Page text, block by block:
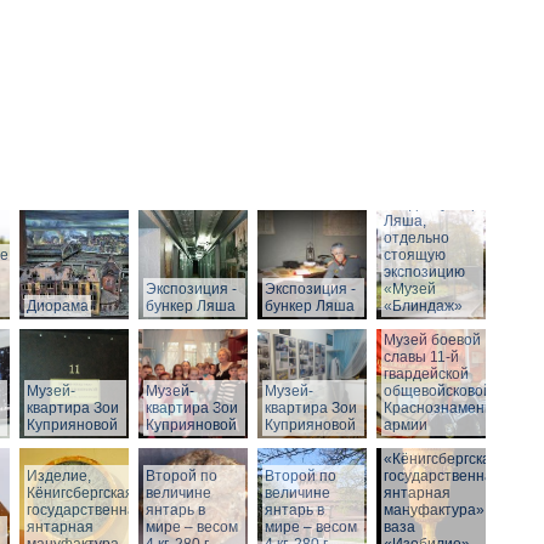
Диорама
Экспозиция -
бункер Ляша
Экспозиция -
бункер Ляша
Ляша,
отдельно
стоящую
экспозицию
«Музей
«Блиндаж»
Музей-
квартира Зои
Куприяновой
Музей-
квартира Зои
Куприяновой
Музей-
квартира Зои
Куприяновой
Музей боевой
славы 11-й
гвардейской
общевойсковой
Краснознаменной
армии
Изделие,
Кёнигсбергская
государственная
янтарная
Второй по
величине
янтарь в
мире – весом
Второй по
величине
янтарь в
мире – весом
«Кёнигсбергская
государственная
янтарная
мануфактура» -
ваза
Историческое
здание музея
-
Штадтхалле.